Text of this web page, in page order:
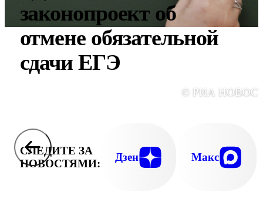
законопроект об
отмене обязательной
сдачи ЕГЭ
© РИА
СЛЕДИТЕ ЗА
НОВОСТЯМИ:
Дзен Макс